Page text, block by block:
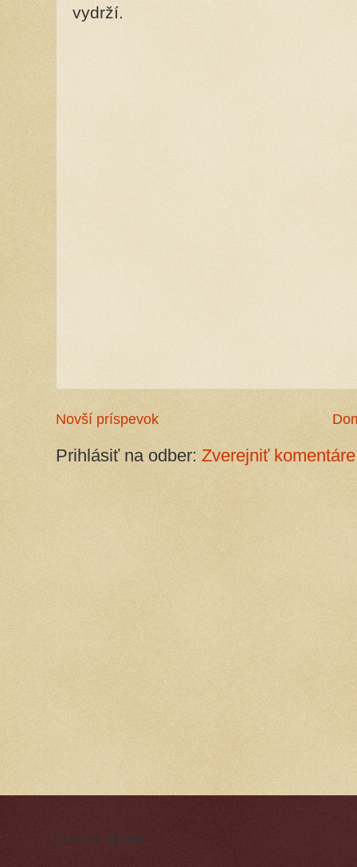
vydrží.
Novší príspevok
Prihlásiť na odber: Zverejniť
Cynická obluda